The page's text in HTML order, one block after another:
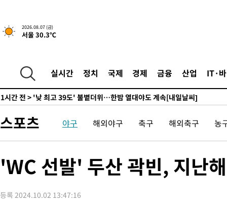
2026.08.07 (금)
서울 30.3℃
실시간 정치 국제 경제 금융 산업 IT·
1시간 전 >[속보]합참 "北 발사체는 단거리탄도미사일…감시·경계태세 강
1시간 전 >[속보]합참 "북, 동해상으로 미상 발사체 발사"
1시간 전 >'낮 최고 39도' 불볕더위…한밤 열대야도 계속[내일날씨]
1시간 전 > [속보]7~9일 프로야구 3연전도 폭염 취소…11일 재개
"韓 외환시장 개입 관측 배경엔 美의 대한국 무역적자 있어"
2시간 전 >'월드컵 탈락 후폭풍' 축구협회…초유의 압수수색에 '충격·당황'
2시간 전 >서울 낮 37.9도, 올여름 최고치 경신…영등포 순간 '40도'
2시간 전 >[속보]종합특검, 대검 추가 압수수색…내란 중요임무종사 혐의
3시간 전 >[속보]코스닥, 800p 회복…0.26% 오른 801.67 마감
3시간 전 >[속보]원·달러 환율, 0.7원 내린 1423.8원 마감
스포츠 야구 해외야구 축구 해외축구 농
'WC 선발' 두산 곽빈, 지난
등록 2024.10.02 13:47:16